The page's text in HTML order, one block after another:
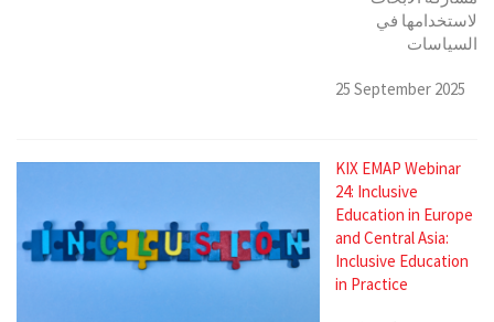
لاستخدامها في
السياسات
25 September 2025
KIX EMAP Webinar
24: Inclusive
Education in Europe
and Central Asia:
Inclusive Education
in Practice